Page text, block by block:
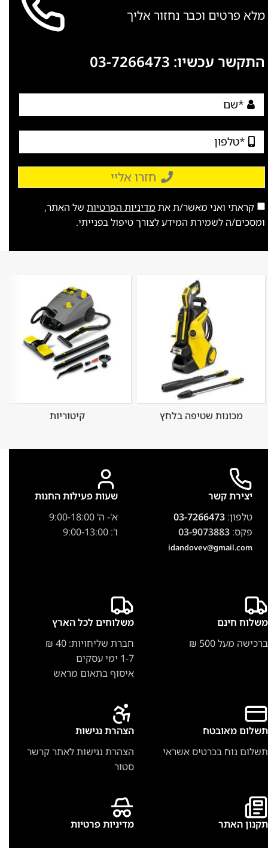
מלא פרטים וכבר נחזור אליך
התקשר עכשיו: 03-7266473
חזרו אליי
קראתי ואני מאשר/ת את מדיניות הפרטיות של האתר,
ומסכים/ה לשמירת המידע לצורך טיפול בפנייתי.
מכונות שטיפה בלחץ קיטוריות
יצירת קשר
טלפון:03-7266473
פקס:03-9073883
idandovev@gmail.com
שעות פעילות החנות
א'- ה' 9:00-18:00
ו': 9:00-13:00
משלוח חינם
ברכישה מעל 500 ₪
משלוחים לכל הארץ
חברת שליחויות: 40 ₪
1-7 ימי עסקים
איסוף בתאום מראש
תשלום מאובטח
תשלום נוח בכרטיס אשראי
הצהרת נגישות
הצהרת נגישות לאתר קרשר
סטור
תקנון האתר מדיניות פרטיות